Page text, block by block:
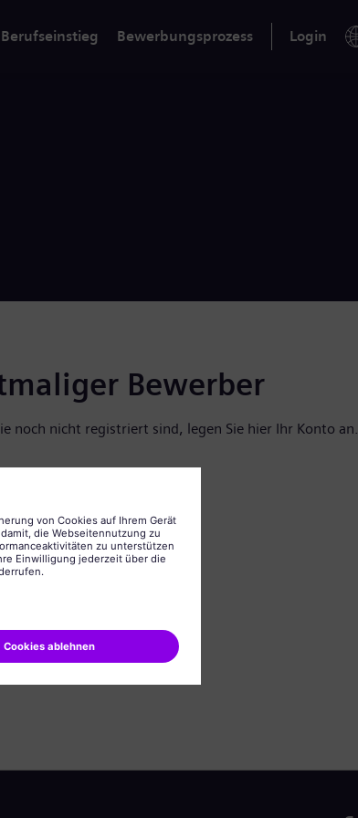
Berufseinstieg Bewerbungsprozess Login
Bewerber
noch nicht registriert sind, legen Sie hier Ihr Konto an.